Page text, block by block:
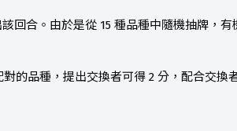
回合。由於是從 15 種品種中隨機抽牌，有
的品種，提出交換者可得 2 分，配合交換